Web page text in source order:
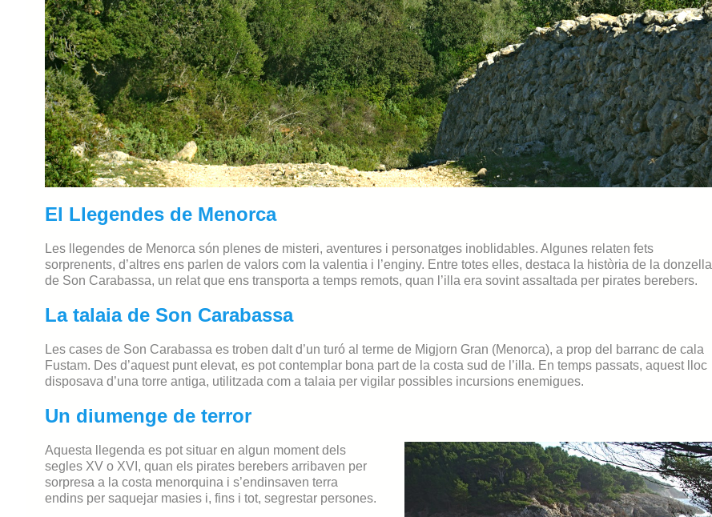
El Llegendes de Menorca
Les llegendes de Menorca són plenes de misteri, aventures i personatges inoblidables. Algunes relaten fets
sorprenents, d’altres ens parlen de valors com la valentia i l’enginy. Entre totes elles, destaca la història de la donzella
de Son Carabassa, un relat que ens transporta a temps remots, quan l’illa era sovint assaltada per pirates berebers.
La talaia de Son Carabassa
Les cases de Son Carabassa es troben dalt d’un turó al terme de Migjorn Gran (Menorca), a prop del barranc de cala
Fustam. Des d’aquest punt elevat, es pot contemplar bona part de la costa sud de l’illa. En temps passats, aquest lloc
disposava d’una torre antiga, utilitzada com a talaia per vigilar possibles incursions enemigues.
Un diumenge de terror
Aquesta llegenda es pot situar en algun moment dels
segles XV o XVI, quan els pirates berebers arribaven per
sorpresa a la costa menorquina i s’endinsaven terra
endins per saquejar masies i, fins i tot, segrestar persones.